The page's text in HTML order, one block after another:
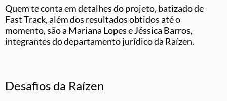
Quem te conta em detalhes do projeto, batizado de
Fast Track, além dos resultados obtidos até o
momento, são a Mariana Lopes e Jéssica Barros,
integrantes do departamento jurídico da Raízen.
Desafios da Raízen